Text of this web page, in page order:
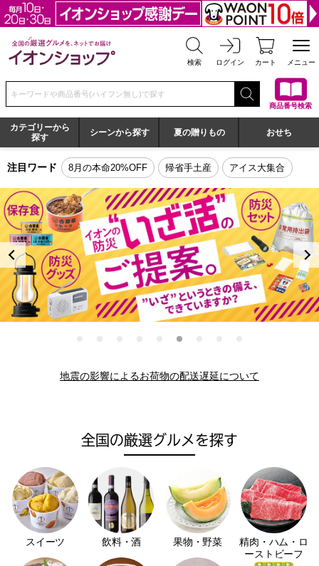
全国の厳選グルメを、ネットでお届け イオンショップ
検索 ログイン カート メニュー
検索キーワードまたは商品番号を入力してください
商品番号検索
カテゴリーから
探す
シーンから探す 夏の贈りもの おせち
全国の厳選グルメを、ネットでお届け イオンショップ トッ
注目ワード 8月の本命20%OFF 帰省手土産 アイス大集合
前の画像を表示する 次
地震の影響によるお荷物の配送遅延について
全国の厳選グルメを探す
スイーツ 飲料・酒 果物・野菜
精肉・ハム・ロ
ーストビーフ